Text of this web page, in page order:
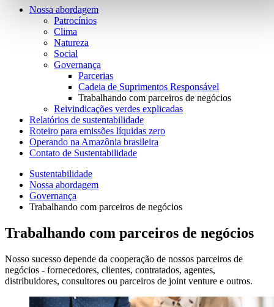
Nossa abordagem
Patrocínios
Clima
Natureza
Social
Governança
Parcerias
Cadeia de Suprimentos Responsável
Trabalhando com parceiros de negócios
Reivindicações verdes explicadas
Relatórios de sustentabilidade
Roteiro para emissões líquidas zero
Operando na Amazônia brasileira
Contato de Sustentabilidade
Sustentabilidade
Nossa abordagem
Governança
Trabalhando com parceiros de negócios
Trabalhando com parceiros de negócios
Nosso sucesso depende da cooperação de nossos parceiros de
negócios - fornecedores, clientes, contratados, agentes,
distribuidores, consultores ou parceiros de joint venture e outros.